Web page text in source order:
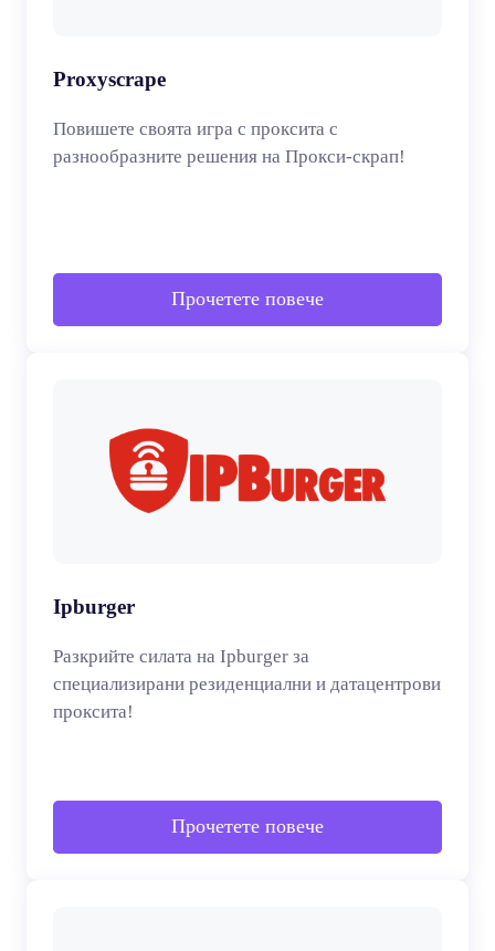
Proxyscrape
Повишете своята игра с проксита с
разнообразните решения на Прокси-скрап!
Прочетете повече
Ipburger
Разкрийте силата на Ipburger за
специализирани резиденциални и датацентрови
проксита!
Прочетете повече